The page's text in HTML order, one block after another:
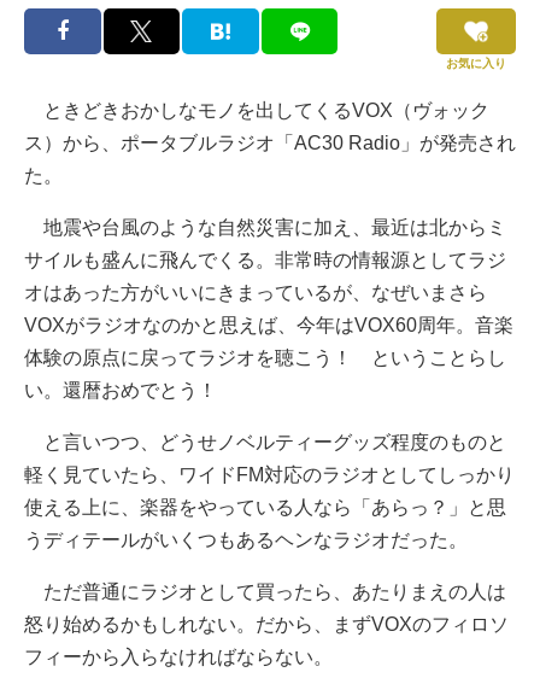
お気に入り
ときどきおかしなモノを出してくるVOX（ヴォック
ス）から、ポータブルラジオ「AC30 Radio」が発売され
た。
地震や台風のような自然災害に加え、最近は北からミ
サイルも盛んに飛んでくる。非常時の情報源としてラジ
オはあった方がいいにきまっているが、なぜいまさら
VOXがラジオなのかと思えば、今年はVOX60周年。音楽
体験の原点に戻ってラジオを聴こう！ ということらし
い。還暦おめでとう！
と言いつつ、どうせノベルティーグッズ程度のものと
軽く見ていたら、ワイドFM対応のラジオとしてしっかり
使える上に、楽器をやっている人なら「あらっ？」と思
うディテールがいくつもあるヘンなラジオだった。
ただ普通にラジオとして買ったら、あたりまえの人は
怒り始めるかもしれない。だから、まずVOXのフィロソ
フィーから入らなければならない。